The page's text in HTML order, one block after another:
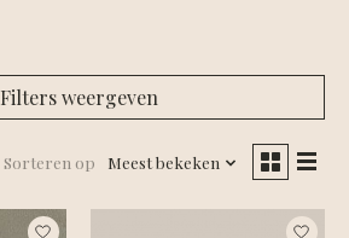
Filters weergeven
Sorteren op Meest bekeken